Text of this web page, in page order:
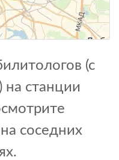
(с
станции
соседних